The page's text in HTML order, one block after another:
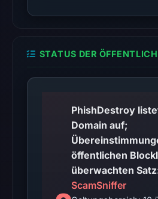
at
The
same
provides
additional
context.
Google
Safe
Browsing
returned
STATUS DER
PhishDestroy
Domain auf;
öffentlichen
ScamSniffer